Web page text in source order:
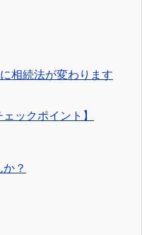
相続法が変わります
ックポイント】
？